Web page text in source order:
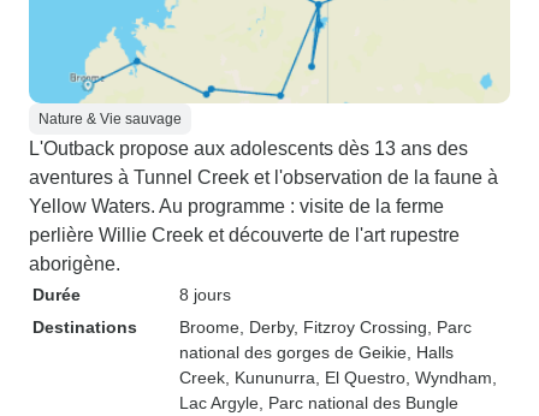
Nature & Vie sauvage
L'Outback propose aux adolescents dès 13 ans des
aventures à Tunnel Creek et l'observation de la faune à
Yellow Waters. Au programme : visite de la ferme
perlière Willie Creek et découverte de l'art rupestre
aborigène.
Durée
8 jours
Destinations
Broome , Derby, Fitzroy Crossing , Parc
national des gorges de Geikie , Halls
Creek , Kununurra , El Questro , Wyndham
Lac Argyle , Parc national des Bungle